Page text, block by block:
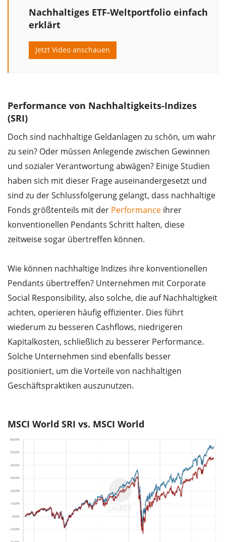
Nachhaltiges ETF-Weltportfolio einfach
erklärt
Jetzt Video anschauen
Performance von Nachhaltigkeits-Indizes
(SRI)
Doch sind nachhaltige Geldanlagen zu schön, um wahr
zu sein? Oder müssen Anlegende zwischen Gewinnen
und sozialer Verantwortung abwägen? Einige Studien
haben sich mit dieser Frage auseinandergesetzt und
sind zu der Schlussfolgerung gelangt, dass nachhaltige
Fonds größtenteils mit der Performance ihrer
konventionellen Pendants Schritt halten, diese
zeitweise sogar übertreffen können.
Wie können nachhaltige Indizes ihre konventionellen
Pendants übertreffen? Unternehmen mit Corporate
Social Responsibility, also solche, die auf Nachhaltigkeit
achten, operieren häufig effizienter. Dies führt
wiederum zu besseren Cashflows, niedrigeren
Kapitalkosten, schließlich zu besserer Performance.
Solche Unternehmen sind ebenfalls besser
positioniert, um die Vorteile von nachhaltigen
Geschäftspraktiken auszunutzen.
MSCI World SRI vs. MSCI World